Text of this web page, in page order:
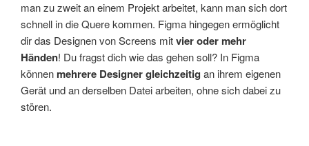
man zu zweit an einem Projekt arbeitet, kann man sich dort
schnell in die Quere kommen. Figma hingegen ermöglicht
dir das Designen von Screens mitvier oder mehr
Händen! Du fragst dich wie das gehen soll? In Figma
können mehrere Designer gleichzeitig an ihrem eigenen
Gerät und an derselben Datei arbeiten, ohne sich dabei zu
stören.